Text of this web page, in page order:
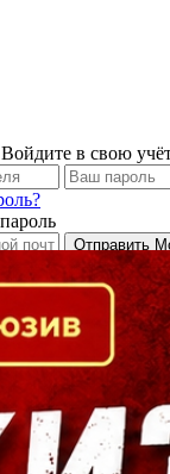
в свою
регионе